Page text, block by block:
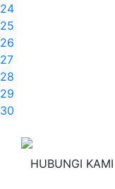
24
25
26
27
28
29
30
HUBUNGI KAMI